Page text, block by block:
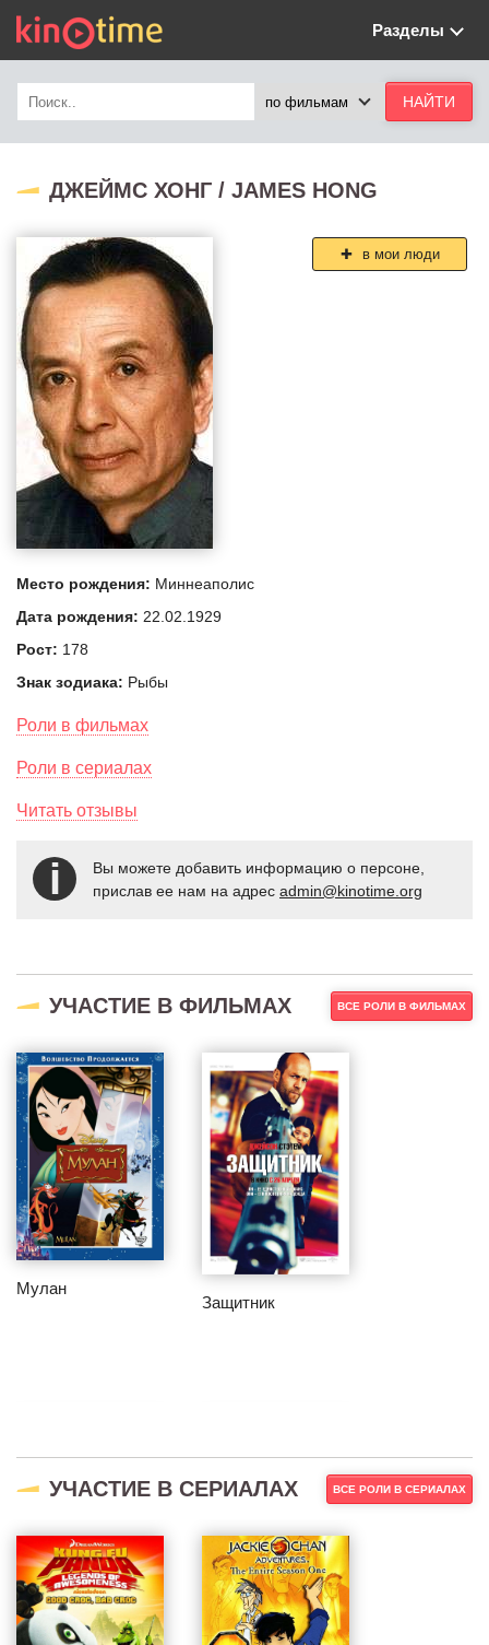
Разделы
ДЖЕЙМС ХОНГ / JAMES HONG
Место рождения: Миннеаполис
Дата рождения: 22.02.1929
Рост: 178
Знак зодиака: Рыбы
Роли в фильмах
Роли в сериалах
Читать отзывы
Вы можете добавить информацию о персоне,
прислав ее нам на адрес admin@kinotime.org
в мои люди
УЧАСТИЕ В ФИЛЬМАХ ВСЕ РОЛИ В ФИЛЬМАХ
Мулан
Защитник
УЧАСТИЕ В СЕРИАЛАХ ВСЕ РОЛИ В СЕРИАЛАХ